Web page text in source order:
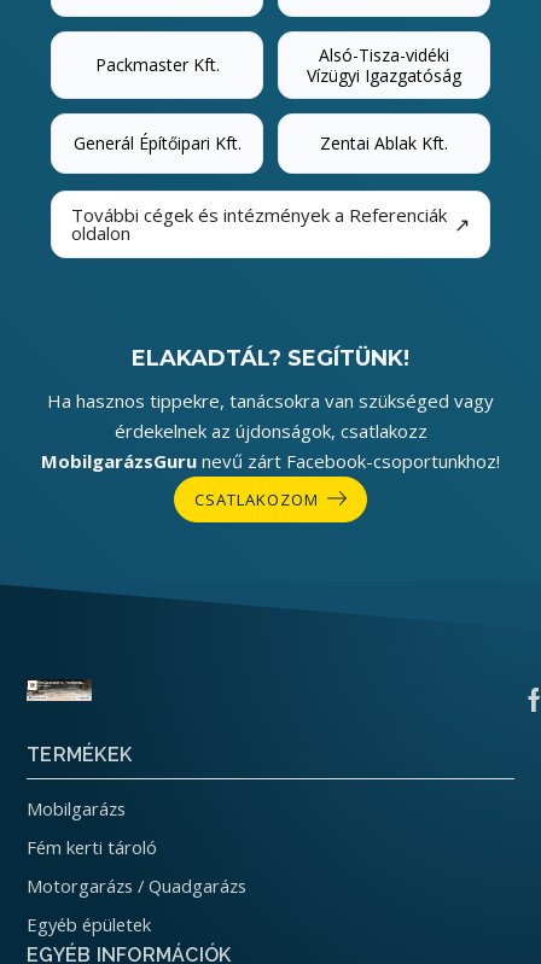
Packmaster Kft.
Alsó-Tisza-vidéki
Vízügyi Igazgatóság
Generál Építőipari Kft. Zentai Ablak Kft.
További cégek és intézmények a Referenciák
oldalon ↗
ELAKADTÁL? SEGÍTÜNK!
Ha hasznos tippekre, tanácsokra van szükséged vagy
érdekelnek az újdonságok, csatlakozz
MobilgarázsGuru nevű zárt Facebook-csoportunkhoz!
CSATLAKOZOM
TERMÉKEK
Mobilgarázs
Fém kerti tároló
Motorgarázs / Quadgarázs
Egyéb épületek
EGYÉB INFORMÁCIÓK